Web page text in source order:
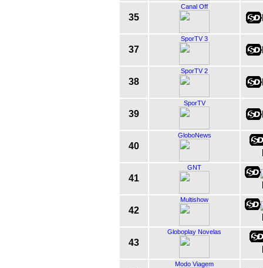
35
Canal Off
37
SporTV 3
38
SporTV 2
39
SporTV
40
GloboNews
41
GNT
42
Multishow
43
Globoplay Novelas
Modo Viagem